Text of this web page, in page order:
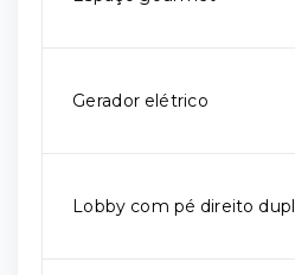
Gerador elétrico
Lobby com pé direito dupl